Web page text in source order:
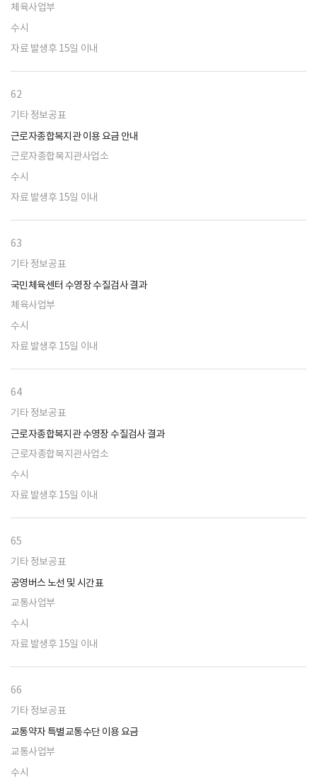
체육사업부
수시
자료 발생후 15일 이내
62
기타 정보공표
근로자종합복지관 이용 요금 안내
근로자종합복지관사업소
수시
자료 발생후 15일 이내
63
기타 정보공표
국민체육센터 수영장 수질검사 결과
체육사업부
수시
자료 발생후 15일 이내
64
기타 정보공표
근로자종합복지관 수영장 수질검사 결과
근로자종합복지관사업소
수시
자료 발생후 15일 이내
65
기타 정보공표
공영버스 노선 및 시간표
교통사업부
수시
자료 발생후 15일 이내
66
기타 정보공표
교통약자 특별교통수단 이용 요금
교통사업부
수시